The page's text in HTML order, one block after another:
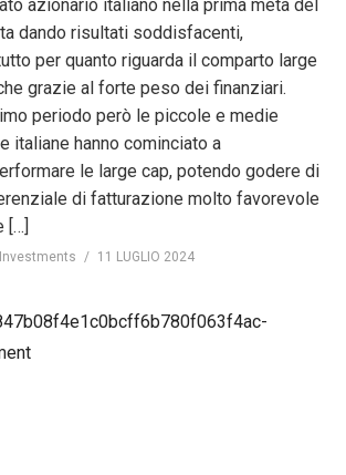
azionario italiano nella prima metà del
dando risultati soddisfacenti,
per quanto riguarda il comparto large
grazie al forte peso dei finanziari.
periodo però le piccole e medie
italiane hanno cominciato a
le large cap, potendo godere di
di fatturazione molto favorevole
[…]
11 LUGLIO 2024